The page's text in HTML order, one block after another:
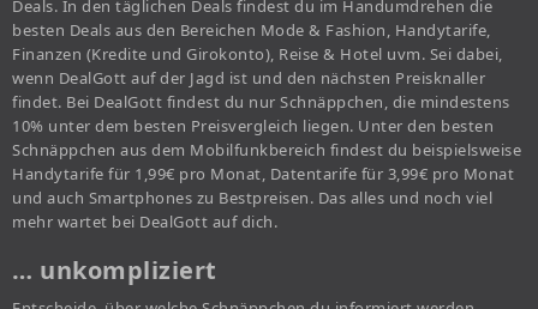
Deals. In den täglichen Deals findest du im Handumdrehen die
besten Deals aus den Bereichen Mode & Fashion, Handytarife,
Finanzen (Kredite und Girokonto), Reise & Hotel uvm. Sei dabei,
wenn DealGott auf der Jagd ist und den nächsten Preisknaller
findet. Bei DealGott findest du nur Schnäppchen, die mindestens
10% unter dem besten Preisvergleich liegen. Unter den besten
Schnäppchen aus dem Mobilfunkbereich findest du beispielsweise
Handytarife für 1,99€ pro Monat, Datentarife für 3,99€ pro Monat
und auch Smartphones zu Bestpreisen. Das alles und noch viel
mehr wartet bei DealGott auf dich.
… unkompliziert